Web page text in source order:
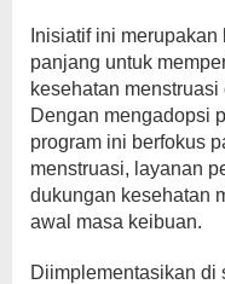
Inisiatif ini
panjang untuk
kesehatan
Dengan mengadopsi
program ini berfokus
menstruasi, layanan
dukungan kesehatan
awal masa keibuan.
Diimplementasikan di